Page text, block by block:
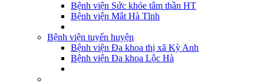
Bệnh viện Sức khỏe tâm thần HT
Bệnh viện Mắt Hà Tĩnh
Bệnh viện tuyến huyện
Bệnh viện Đa khoa thị xã Kỳ Anh
Bệnh viện Đa khoa Lộc Hà